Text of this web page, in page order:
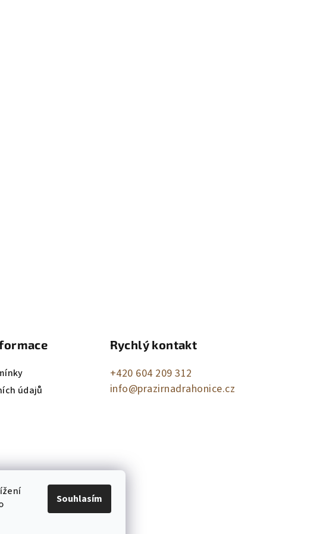
Souhlasím
údajů
Rychlý kontakt
+420 604 209 312
info@prazirnadrahonice.cz